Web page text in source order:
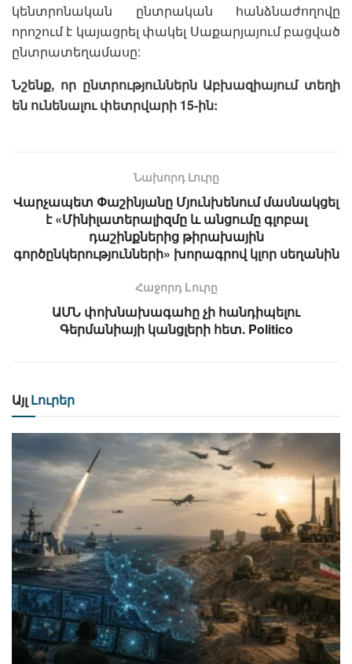
կենտրոնական ընտրական հանձնաժողովը
որոշում է կայացրել փակել Սաքարյայում բացված
ընտրատեղամասը:
Նշենք, որ ընտրություններն Աբխազիայում տեղի
են ունենալու փետրվարի 15-ին:
Նախորդ Լուրը
Վարչապետ Փաշինյանը Մյունխենում մասնակցել
է «Մինիլատերալիզմը և անցումը գլոբալ
դաշինքներից թիրախային
գործընկերությունների» խորագրով կլոր սեղանին
Հաջորդ Lուրը
ԱՄՆ փոխնախագահը չի հանդիպելու
Գերմանիայի կանցլերի հետ. Politico
Այլ Լուրեր